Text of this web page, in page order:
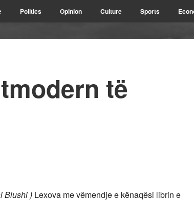
Politics Opinion Culture Sports
të
Blushi ) Lexova me vëmendje e kënaqësi librin e